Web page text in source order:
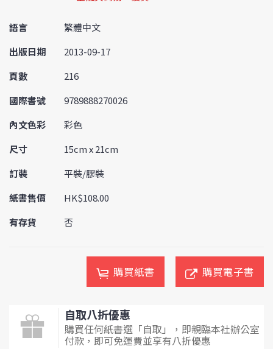
語言
繁體中文
出版日期
2013-09-17
頁數
216
國際書號
9789888270026
內文色彩
彩色
尺寸
15cm x 21cm
訂裝
平裝/膠裝
紙書售價
HK$108.00
有存貨
否
購買紙書 購買電子書
自取八折優惠
購買任何紙書選「自取」，即親臨本社辦公室
付款，即可免運費並享有八折優惠